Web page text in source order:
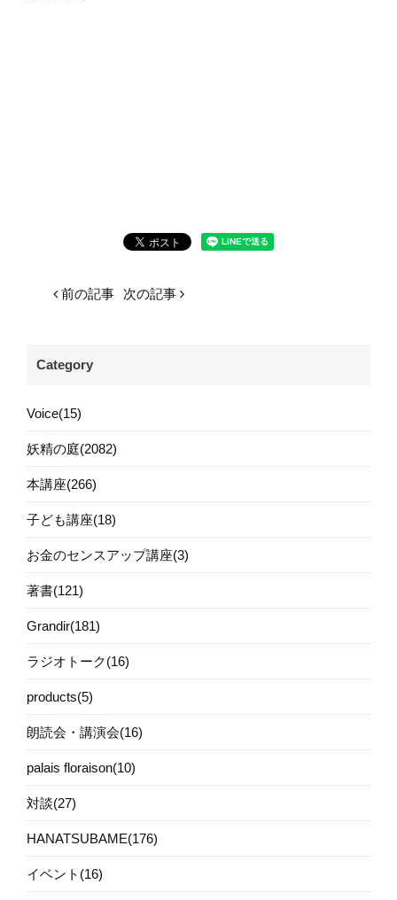
前の記事 次の記事
Category
Voice(15)
妖精の庭(2082)
本講座(266)
子ども講座(18)
お金のセンスアップ講座(3)
著書(121)
Grandir(181)
ラジオトーク(16)
products(5)
朗読会・講演会(16)
palais floraison(10)
対談(27)
HANATSUBAME(176)
イベント(16)